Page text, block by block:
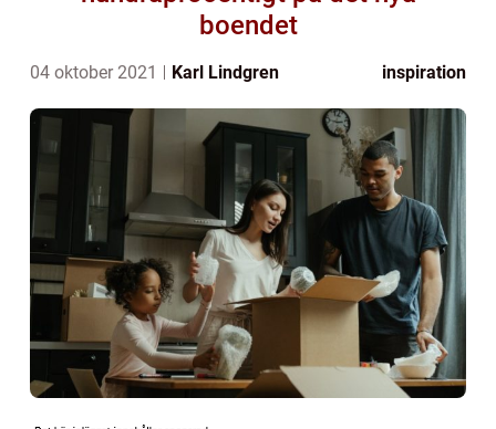
boendet
04 oktober 2021 Karl Lindgren inspiration